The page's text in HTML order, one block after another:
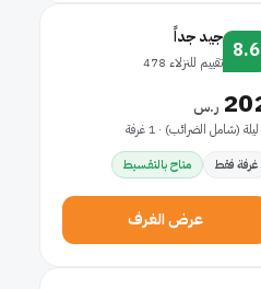
8.6
جيد جداً
تقييم للنزلاء 478
ر.س
غرفة فقط
متاح بالتقسيط
عرض الغرف